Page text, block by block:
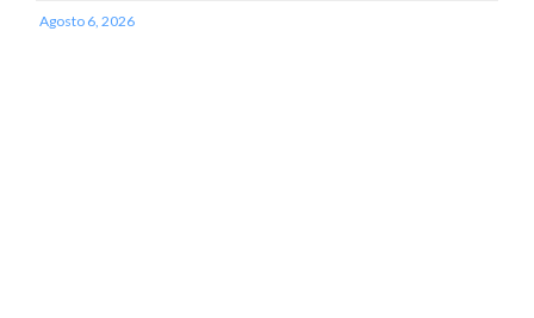
Agosto 6, 2026